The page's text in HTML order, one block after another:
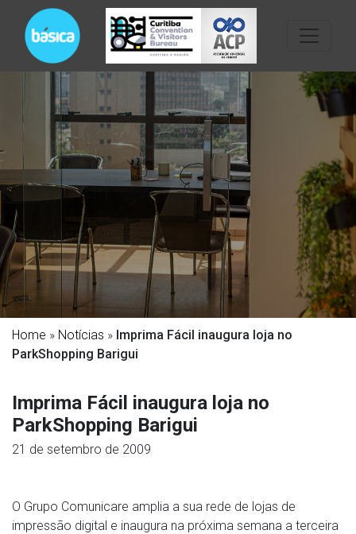
Home » Notícias » Imprima Fácil inaugura loja no
ParkShopping Barigui
Imprima Fácil inaugura loja no
ParkShopping Barigui
21 de setembro de 2009
O Grupo Comunicare amplia a sua rede de lojas de
impressão digital e inaugura na próxima semana a terceira